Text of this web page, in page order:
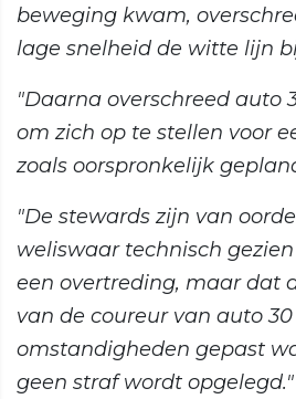
beweging kwam,
lage snelheid de witte lijn
"Daarna overschreed auto
om zich op te stellen voor
zoals oorspronkelijk
"De stewards zijn van
weliswaar technisch
een overtreding, maar dat
van de coureur van auto
omstandigheden gepast
geen straf wordt opgelegd."